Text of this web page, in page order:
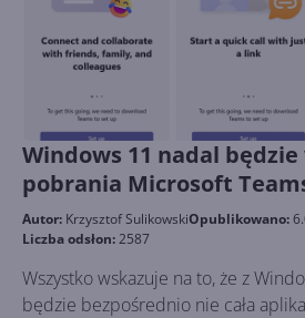
Windows 11 nadal będzie
pobrania Microsoft
Autor: Krzysztof SulikowskiOpublikowano:
Liczba odsłon:2587
Wszystko wskazuje na to, że z
będzie bezpośrednio nie cała